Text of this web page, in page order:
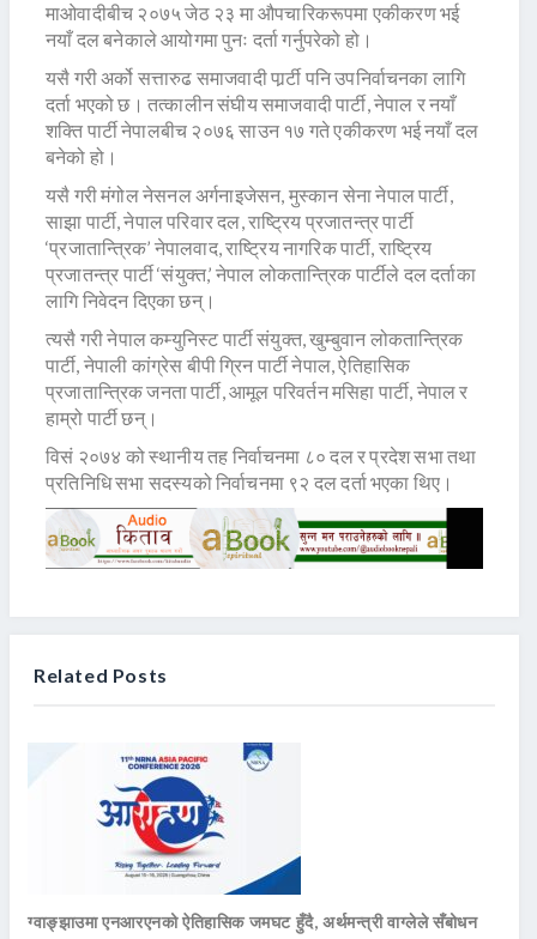
माओवादीबीच २०७५ जेठ २३ मा औपचारिकरूपमा एकीकरण भई
नयाँ दल बनेकाले आयोगमा पुनः दर्ता गर्नुपरेको हो।
यसै गरी अर्को सत्तारुढ समाजवादी पार्र्टी पनि उपनिर्वाचनका लागि
दर्ता भएको छ। तत्कालीन संघीय समाजवादी पार्टी, नेपाल र नयाँ
शक्ति पार्टी नेपालबीच २०७६ साउन १७ गते एकीकरण भई नयाँ दल
बनेको हो।
यसै गरी मंगोल नेसनल अर्गनाइजेसन, मुस्कान सेना नेपाल पार्टी,
साझा पार्टी, नेपाल परिवार दल, राष्ट्रिय प्रजातन्त्र पार्टी
‘प्रजातान्त्रिक’ नेपालवाद, राष्ट्रिय नागरिक पार्टी, राष्ट्रिय
प्रजातन्त्र पार्टी ‘संयुक्त,’ नेपाल लोकतान्त्रिक पार्टीले दल दर्ताका
लागि निवेदन दिएका छन्।
त्यसै गरी नेपाल कम्युनिस्ट पार्टी संयुक्त, खुम्बुवान लोकतान्त्रिक
पार्टी, नेपाली कांग्रेस बीपी ग्रिन पार्टी नेपाल, ऐतिहासिक
प्रजातान्त्रिक जनता पार्टी, आमूल परिवर्तन मसिहा पार्टी, नेपाल र
हाम्रो पार्टी छन्।
विसं २०७४ को स्थानीय तह निर्वाचनमा ८० दल र प्रदेश सभा तथा
प्रतिनिधि सभा सदस्यको निर्वाचनमा ९२ दल दर्ता भएका थिए।
Related Posts
ग्वाङ्झाउमा एनआरएनको ऐतिहासिक जमघट हुँदै, अर्थमन्त्री वाग्लेले सँबोधन